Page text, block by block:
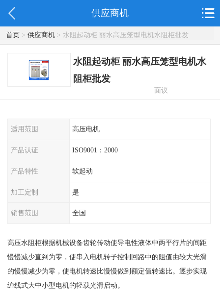
供应商机
首页> 供应商机> 水阻起动柜 丽水高压笼型电机水阻柜批发
水阻起动柜 丽水高压笼型电机水
阻柜批发
面议
适用范围 高压电机
产品认证 ISO9001：2000
产品特性 软起动
加工定制 是
销售范围 全国
高压水阻柜根据机械设备齿轮传动使导电性液体中两平行片的间距
慢慢减少直到为零，使串入电机转子控制回路中的阻值由较大光滑
的慢慢减少为零，使电机转速比慢慢做到额定值转速比。逐步实现
缠线式大中小型电机的轻载光滑启动。